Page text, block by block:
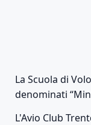
La Scuola di
denominati
L'Avio Club